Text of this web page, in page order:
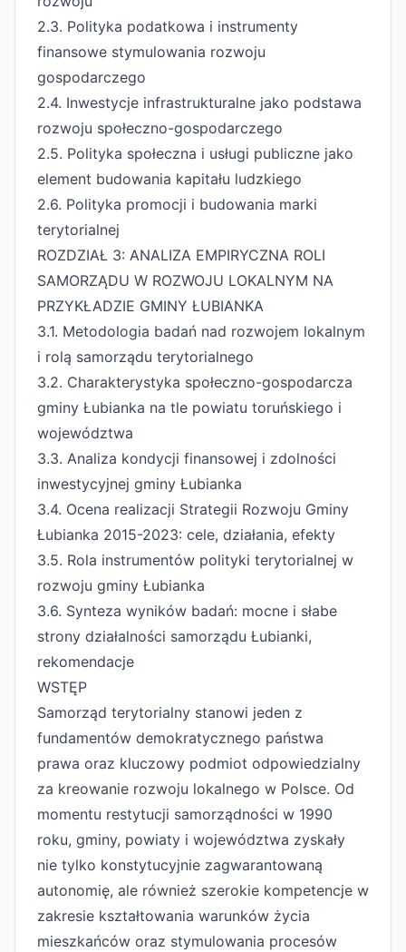
2.3. Polityka podatkowa i instrumenty
finansowe stymulowania rozwoju
gospodarczego
2.4. Inwestycje infrastrukturalne jako podstawa
rozwoju społeczno-gospodarczego
2.5. Polityka społeczna i usługi publiczne jako
element budowania kapitału ludzkiego
2.6. Polityka promocji i budowania marki
terytorialnej
ROZDZIAŁ 3: ANALIZA EMPIRYCZNA ROLI
SAMORZĄDU W ROZWOJU LOKALNYM NA
PRZYKŁADZIE GMINY ŁUBIANKA
3.1. Metodologia badań nad rozwojem lokalnym
i rolą samorządu terytorialnego
3.2. Charakterystyka społeczno-gospodarcza
gminy Łubianka na tle powiatu toruńskiego i
województwa
3.3. Analiza kondycji finansowej i zdolności
inwestycyjnej gminy Łubianka
3.4. Ocena realizacji Strategii Rozwoju Gminy
Łubianka 2015-2023: cele, działania, efekty
3.5. Rola instrumentów polityki terytorialnej w
rozwoju gminy Łubianka
3.6. Synteza wyników badań: mocne i słabe
strony działalności samorządu Łubianki,
rekomendacje
WSTĘP
Samorząd terytorialny stanowi jeden z
fundamentów demokratycznego państwa
prawa oraz kluczowy podmiot odpowiedzialny
za kreowanie rozwoju lokalnego w Polsce. Od
momentu restytucji samorządności w 1990
roku, gminy, powiaty i województwa zyskały
nie tylko konstytucyjnie zagwarantowaną
autonomię, ale również szerokie kompetencje w
zakresie kształtowania warunków życia
mieszkańców oraz stymulowania procesów